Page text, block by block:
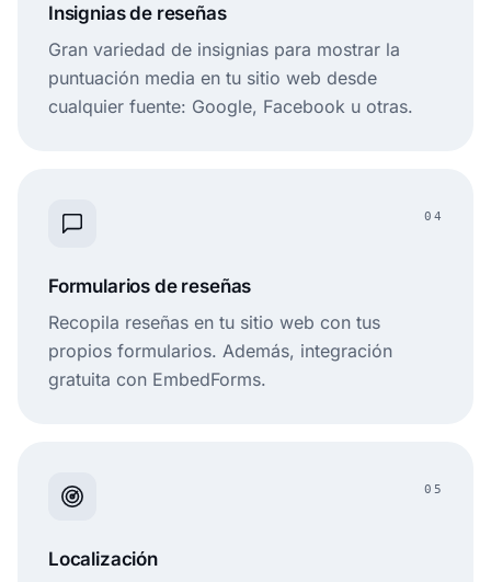
Insignias de reseñas
Gran variedad de insignias para mostrar la
puntuación media en tu sitio web desde
cualquier fuente: Google, Facebook u otras.
04
Formularios de reseñas
Recopila reseñas en tu sitio web con tus
propios formularios. Además, integración
gratuita con EmbedForms.
05
Localización